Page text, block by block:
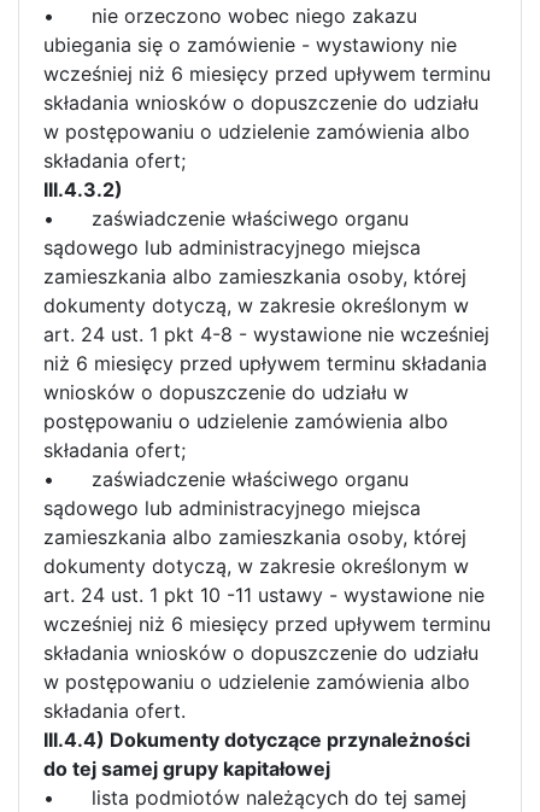
•
nie orzeczono wobec niego zakazu
ubiegania się o zamówienie - wystawiony nie
wcześniej niż 6 miesięcy przed upływem terminu
składania wniosków o dopuszczenie do udziału
w postępowaniu o udzielenie zamówienia albo
składania ofert;
III.4.3.2)
•
zaświadczenie właściwego organu
sądowego lub administracyjnego miejsca
zamieszkania albo zamieszkania osoby, której
dokumenty dotyczą, w zakresie określonym w
art. 24 ust. 1 pkt 4-8 - wystawione nie wcześniej
niż 6 miesięcy przed upływem terminu składania
wniosków o dopuszczenie do udziału w
postępowaniu o udzielenie zamówienia albo
składania ofert;
•
zaświadczenie właściwego organu
sądowego lub administracyjnego miejsca
zamieszkania albo zamieszkania osoby, której
dokumenty dotyczą, w zakresie określonym w
art. 24 ust. 1 pkt 10 -11 ustawy - wystawione nie
wcześniej niż 6 miesięcy przed upływem terminu
składania wniosków o dopuszczenie do udziału
w postępowaniu o udzielenie zamówienia albo
składania ofert.
III.4.4) Dokumenty dotyczące przynależności
do tej samej grupy kapitałowej
•
lista podmiotów należących do tej samej